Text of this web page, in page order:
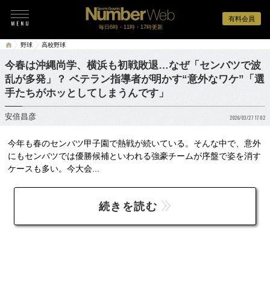
有料会員
毎日6時・11時・17時更新
野球 高校野球
今春は沖縄尚学、横浜も初戦敗退…なぜ「センバツで波
乱が多発」？ ベテラン指導者が明かす“意外なワケ”「選
手たちがホッとしてしまうんです」
安倍昌彦 2026/03/27 17:02
今年も春のセンバツ甲子園で熱戦が続いている。そんな中で、意外
にもセンバツでは優勝候補といわれる強豪チームが序盤で姿を消す
ケースも多い。今大会...
続きを読む